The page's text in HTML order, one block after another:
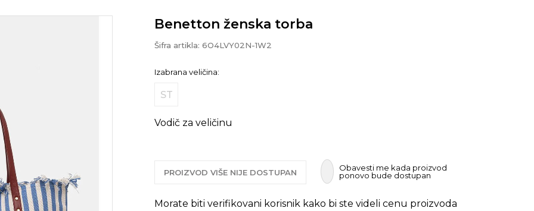
Benetton ženska torba
Šifra artikla: 6O4LVY02N-1W2
Izabrana veličina:
ST
Vodič za veličinu
PROIZVOD VIŠE NIJE DOSTUPAN
Obavesti me kada proizvod
ponovo bude dostupan
Morate biti verifikovani korisnik kako bi ste videli cenu proizvoda